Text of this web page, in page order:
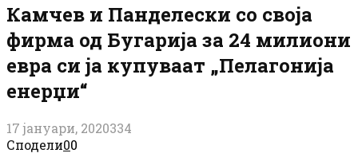
Камчев и Панделески со своја
фирма од Бугарија за 24 милиони
евра си ја купуваат „Пелагонија
енерџи“
17 јануари, 2020334
Сподели00